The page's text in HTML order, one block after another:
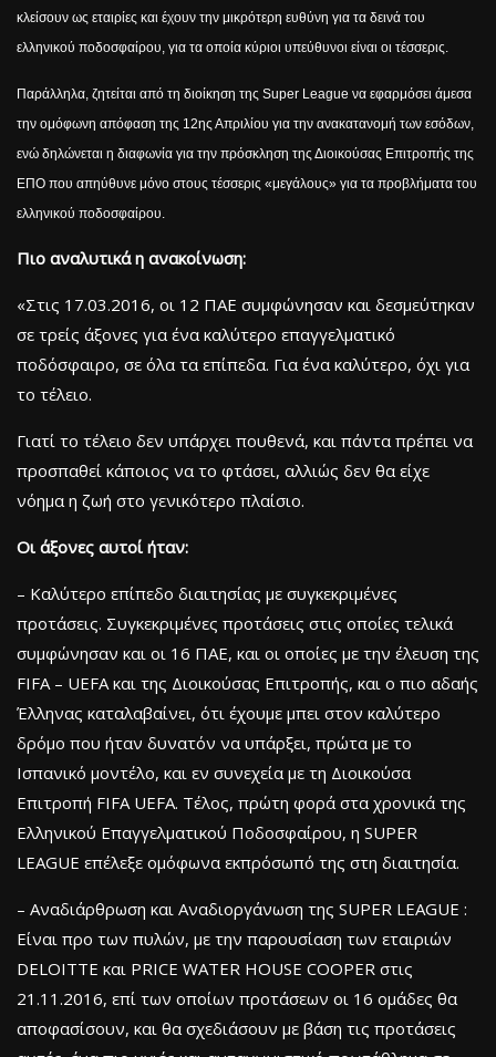
κλείσουν ως εταιρίες και έχουν την μικρότερη ευθύνη για τα δεινά του
ελληνικού ποδοσφαίρου, για τα οποία κύριοι υπεύθυνοι είναι οι τέσσερις.
Παράλληλα, ζητείται από τη διοίκηση της Super League να εφαρμόσει άμεσα
την ομόφωνη απόφαση της 12ης Απριλίου για την ανακατανομή των εσόδων,
ενώ δηλώνεται η διαφωνία για την πρόσκληση της Διοικούσας Επιτροπής της
ΕΠΟ που απηύθυνε μόνο στους τέσσερις «μεγάλους» για τα προβλήματα του
ελληνικού ποδοσφαίρου.
Πιο αναλυτικά η ανακοίνωση:
«Στις 17.03.2016, οι 12 ΠΑΕ συμφώνησαν και δεσμεύτηκαν
σε τρείς άξονες για ένα καλύτερο επαγγελματικό
ποδόσφαιρο, σε όλα τα επίπεδα. Για ένα καλύτερο, όχι για
το τέλειο.
Γιατί το τέλειο δεν υπάρχει πουθενά, και πάντα πρέπει να
προσπαθεί κάποιος να το φτάσει, αλλιώς δεν θα είχε
νόημα η ζωή στο γενικότερο πλαίσιο.
Οι άξονες αυτοί ήταν:
– Καλύτερο επίπεδο διαιτησίας με συγκεκριμένες
προτάσεις. Συγκεκριμένες προτάσεις στις οποίες τελικά
συμφώνησαν και οι 16 ΠΑΕ, και οι οποίες με την έλευση της
FIFA – UEFA και της Διοικούσας Επιτροπής, και ο πιο αδαής
Έλληνας καταλαβαίνει, ότι έχουμε μπει στον καλύτερο
δρόμο που ήταν δυνατόν να υπάρξει, πρώτα με το
Ισπανικό μοντέλο, και εν συνεχεία με τη Διοικούσα
Επιτροπή FIFA UEFA. Τέλος, πρώτη φορά στα χρονικά της
Ελληνικού Επαγγελματικού Ποδοσφαίρου, η SUPER
LEAGUE επέλεξε ομόφωνα εκπρόσωπό της στη διαιτησία.
– Αναδιάρθρωση και Αναδιοργάνωση της SUPER LEAGUE :
Είναι προ των πυλών, με την παρουσίαση των εταιριών
DELOITTE και PRICE WATER HOUSE COOPER στις
21.11.2016, επί των οποίων προτάσεων οι 16 ομάδες θα
αποφασίσουν, και θα σχεδιάσουν με βάση τις προτάσεις